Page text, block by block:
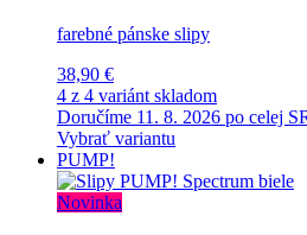
farebné pánske slipy
38,90 €
4 z 4 variánt skladom
Doručíme 11. 8. 2026 po celej
Vybrať variantu
PUMP!
Novinka